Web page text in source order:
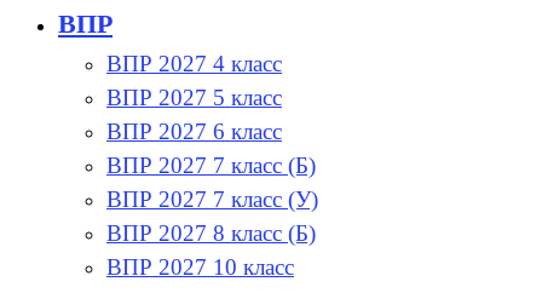
ВПР
ВПР 2027 4 класс
ВПР 2027 5 класс
ВПР 2027 6 класс
ВПР 2027 7 класс (Б)
ВПР 2027 7 класс (У)
ВПР 2027 8 класс (Б)
ВПР 2027 10 класс